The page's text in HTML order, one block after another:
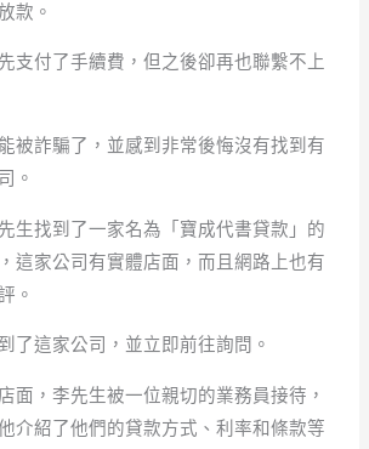
款。
支付了手續費，但之後卻再也聯繫不上
被詐騙了，並感到非常後悔沒有找到有
。
生找到了一家名為「寶成代書貸款」的
這家公司有實體店面，而且網路上也有
。
了這家公司，並立即前往詢問。
面，李先生被一位親切的業務員接待，
介紹了他們的貸款方式、利率和條款等